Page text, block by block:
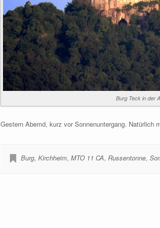
Burg Teck in der
Gestern Abemd, kurz vor Sonnenuntergang. Natürlich
Burg, Kirchheim, MTO 11 CA, Russentonne,